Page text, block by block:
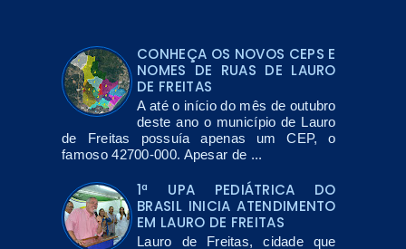
CONHEÇA OS NOVOS CEPS E
NOMES DE RUAS DE LAURO
DE FREITAS
A até o início do mês de outubro
deste ano o município de Lauro
de Freitas possuía apenas um CEP, o
famoso 42700-000. Apesar de ...
1ª UPA PEDIÁTRICA DO
BRASIL INICIA ATENDIMENTO
EM LAURO DE FREITAS
Lauro de Freitas, cidade que